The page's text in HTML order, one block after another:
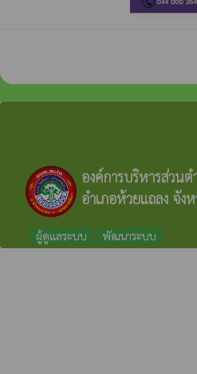
องค์การบริหารส่วนต
อำเภอห้วยแถลง จัง
ผู้ดูแลระบบ พัฒนาระบบ